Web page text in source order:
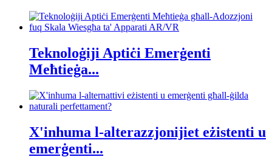
Teknoloġiji Aptiċi Emerġenti
Meħtieġa...
X'inhuma l-alterazzjonijiet eżistenti u
emerġenti...